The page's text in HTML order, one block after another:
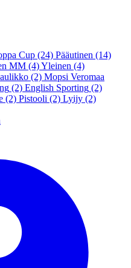
Cup (24) Pääutinen (14)
MM (4)Yleinen (4)
(2) Mopsi Veromaa
(2) English Sporting (2)
(2) Pistooli (2) Lyijy (2)